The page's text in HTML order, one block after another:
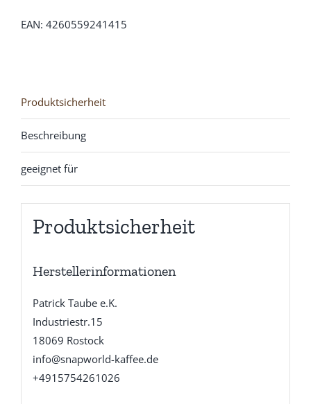
EAN: 4260559241415
Produktsicherheit
Beschreibung
geeignet für
Produktsicherheit
Herstellerinformationen
Patrick Taube e.K.
Industriestr.15
18069 Rostock
info@snapworld-kaffee.de
+4915754261026